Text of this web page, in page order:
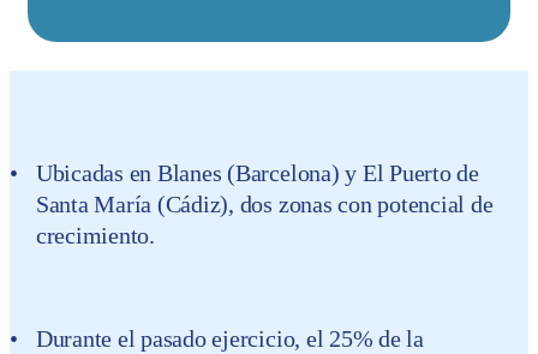
Ubicadas en Blanes (Barcelona) y El Puerto de
Santa María (Cádiz), dos zonas con potencial de
crecimiento.
Durante el pasado ejercicio, el 25% de la